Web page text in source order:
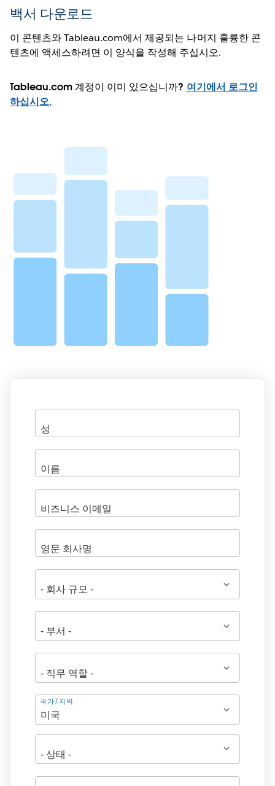
백서 다운로드
이 콘텐츠와 Tableau.com에서 제공되는 나머지 훌륭한 콘
텐츠에 액세스하려면 이 양식을 작성해 주십시오.
Tableau.com 계정이 이미 있으십니까? 여기에서 로그인
하십시오.
주
소
국가/지역